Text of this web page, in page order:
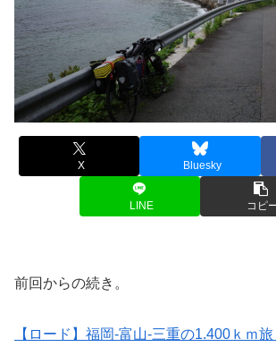
X Bluesky
LINE コピ
前回からの続き。
【ロード】福岡-富山-三重の1.400ｋｍ